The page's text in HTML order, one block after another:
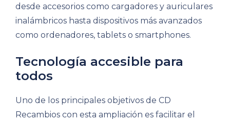
desde accesorios como cargadores y auriculares
inalámbricos hasta dispositivos más avanzados
como ordenadores, tablets o smartphones.
Tecnología accesible para
todos
Uno de los principales objetivos de CD
Recambios con esta ampliación es facilitar el